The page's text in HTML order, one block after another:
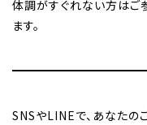
体調がすぐれない方はご
ます。
SNSやLINEで、あなたの